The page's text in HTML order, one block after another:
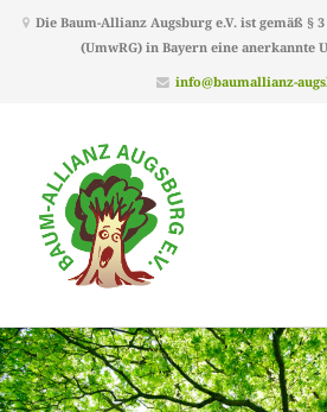
Die Baum-Allianz Augsburg e.V. ist gemäß §
(UmwRG) in Bayern eine anerkannte
info@baumallianz-